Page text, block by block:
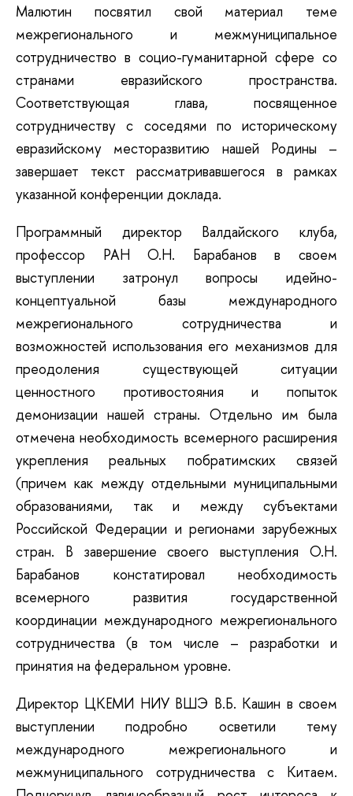
Малютин посвятил свой материал теме
межрегионального и межмуниципальное
сотрудничество в социо-гуманитарной сфере со
странами евразийского пространства.
Соответствующая глава, посвященное
сотрудничеству с соседями по историческому
евразийскому месторазвитию нашей Родины –
завершает текст рассматривавшегося в рамках
указанной конференции доклада.
Программный директор Валдайского клуба,
профессор РАН О.Н. Барабанов в своем
выступлении затронул вопросы идейно-
концептуальной базы международного
межрегионального сотрудничества и
возможностей использования его механизмов для
преодоления существующей ситуации
ценностного противостояния и попыток
демонизации нашей страны. Отдельно им была
отмечена необходимость всемерного расширения
укрепления реальных побратимских связей
(причем как между отдельными муниципальными
образованиями, так и между субъектами
Российской Федерации и регионами зарубежных
стран. В завершение своего выступления О.Н.
Барабанов констатировал необходимость
всемерного развития государственной
координации международного межрегионального
сотрудничества (в том числе – разработки и
принятия на федеральном уровне.
Директор ЦКЕМИ НИУ ВШЭ В.Б. Кашин в своем
выступлении подробно осветили тему
международного межрегионального и
межмуниципального сотрудничества с Китаем.